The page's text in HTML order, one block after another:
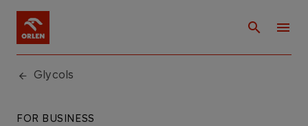
Glycols
FOR BUSINESS